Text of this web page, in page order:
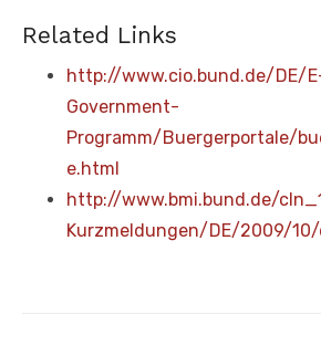
Related Links
http://www.cio.bund.de/DE/
Government-
Programm/Buergerportale/
e.html
http://www.bmi.bund.de/
Kurzmeldungen/DE/2009/